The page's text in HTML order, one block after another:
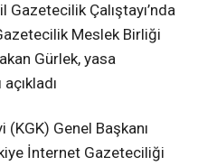
Çalıştayı’nda
Meslek Birliği
Gürlek, yasa
(KGK) Genel Başkanı
İnternet Gazeteciliği